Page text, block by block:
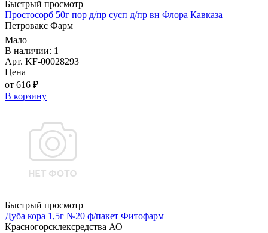
Быстрый просмотр
Простосорб 50г пор д/пр сусп д/пр вн Флора Кавказа
Петровакс Фарм
Мало
В наличии: 1
Арт. KF-00028293
Цена
от 616 ₽
В корзину
Быстрый просмотр
Дуба кора 1,5г №20 ф/пакет Фитофарм
Красногорсклексредства АО